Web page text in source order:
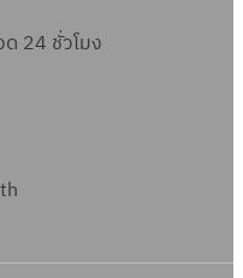
24 ชั่วโมง